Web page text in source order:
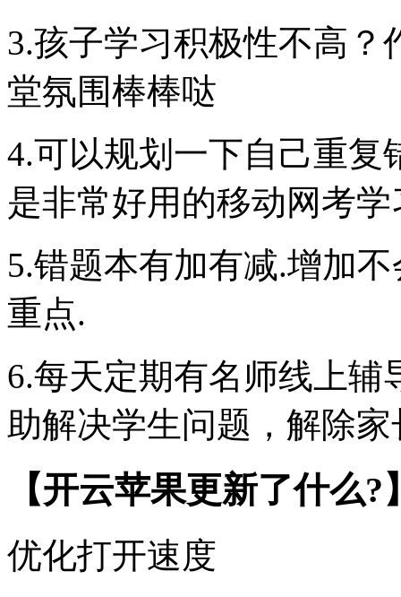
3.孩子学习积极性不高
堂氛围棒棒哒
4.可以规划一下自己重复
是非常好用的移动网考
5.错题本有加有减.增加
重点.
6.每天定期有名师线上
助解决学生问题，解除
【开云苹果更新了什么?
优化打开速度